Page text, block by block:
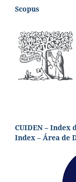
Scopus
CUIDEN – Index
Index – Área de